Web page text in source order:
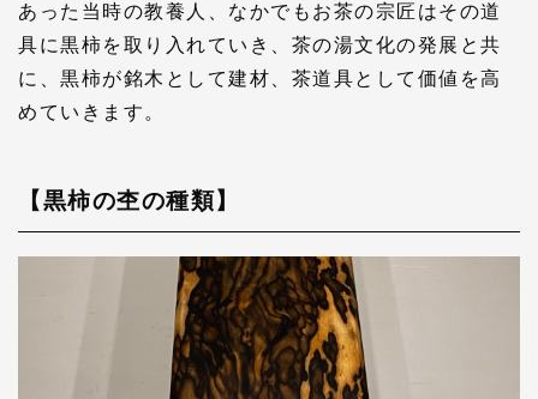
あった当時の教養人、なかでもお茶の宗匠はその道
具に黒柿を取り入れていき、茶の湯文化の発展と共
に、黒柿が銘木として建材、茶道具として価値を高
めていきます。
【黒柿の杢の種類】